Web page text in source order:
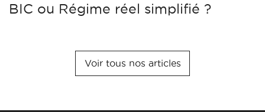
BIC ou Régime réel simplifié ?
Voir tous nos articles